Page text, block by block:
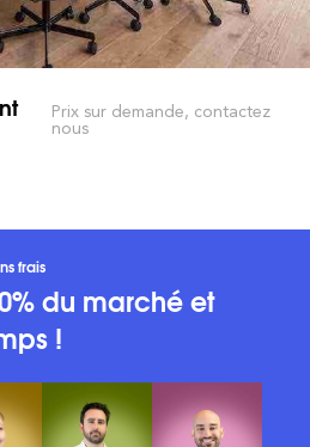
Prix sur demande, contactez
nous
frais
du marché et
!